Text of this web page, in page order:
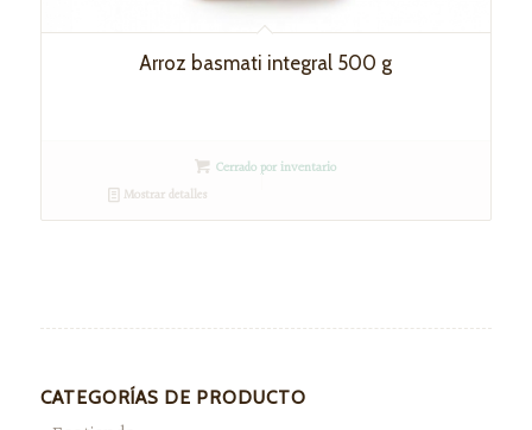
Arroz basmati integral 500 g
Cerrado por inventario
Mostrar detalles
CATEGORÍAS DE PRODUCTO